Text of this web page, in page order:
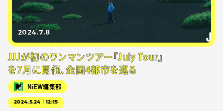
2024.7.8
JJJが初のワンマンツアー『July Tour』
を7月に開催、全国4都市を巡る
NiEW編集部
2024.5.24｜12:15